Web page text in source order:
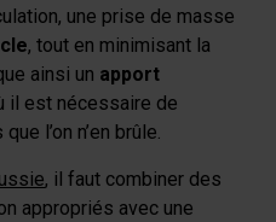
une prise de masse
, tout en minimisant la
ainsi un apport
il est nécessaire de
l’on n’en brûle.
, il faut combiner des
appropriés avec une